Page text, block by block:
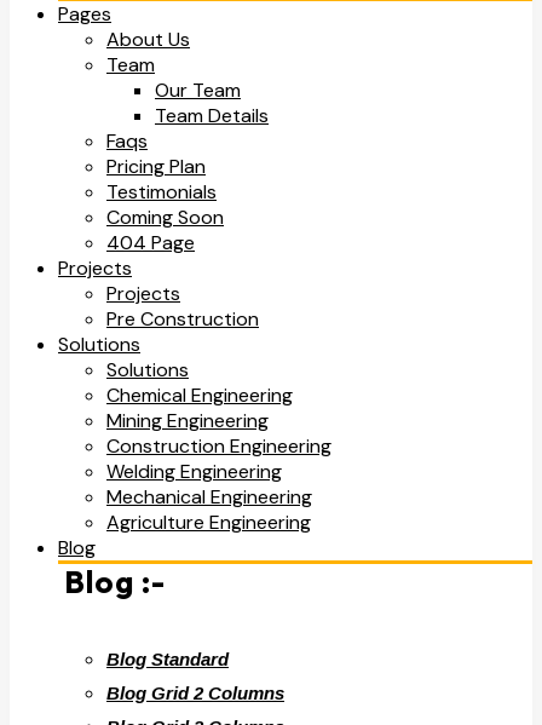
Pages
About Us
Team
Our Team
Team Details
Faqs
Pricing Plan
Testimonials
Coming Soon
404 Page
Projects
Projects
Pre Construction
Solutions
Solutions
Chemical Engineering
Mining Engineering
Construction Engineering
Welding Engineering
Mechanical Engineering
Agriculture Engineering
Blog
Blog :-
Blog Standard
Blog Grid 2 Columns